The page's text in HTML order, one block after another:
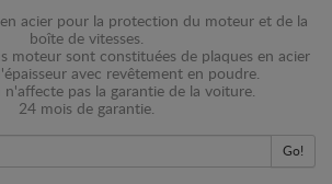
acier pour la protection du moteur et de la
boîte de vitesses.
moteur sont constituées de plaques en acier
avec revêtement en poudre.
n'affecte pas la garantie de la voiture.
24 mois de garantie.
Go!